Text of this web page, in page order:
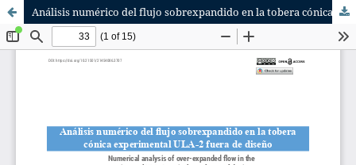
Análisis numérico del flujo sobrexpandido en la tobera cónica experimental ULA-2 fuera de diseño